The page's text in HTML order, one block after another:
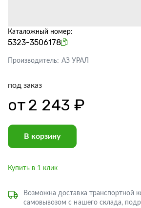
Каталожный номер:
5323-3506178
Производитель: АЗ УРАЛ
под заказ
от2 243 ₽
В корзину
Купить в 1 клик
Возможна доставка транспортной
самовывозом с нашего склада,